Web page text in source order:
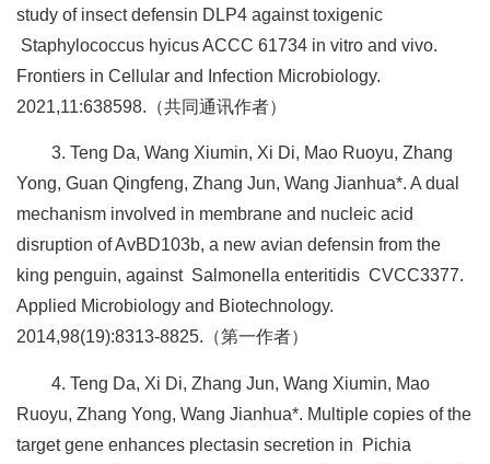
study of insect defensin DLP4 against toxigenic
Staphylococcus hyicus ACCC 61734 in vitro and vivo.
Frontiers in Cellular and Infection Microbiology.
2021,11:638598.（共同通讯作者）
3. Teng Da, Wang Xiumin, Xi Di, Mao Ruoyu, Zhang
Yong, Guan Qingfeng, Zhang Jun, Wang Jianhua*. A dual
mechanism involved in membrane and nucleic acid
disruption of AvBD103b, a new avian defensin from the
king penguin, against Salmonella enteritidis CVCC3377.
Applied Microbiology and Biotechnology.
2014,98(19):8313-8825.（第一作者）
4. Teng Da, Xi Di, Zhang Jun, Wang Xiumin, Mao
Ruoyu, Zhang Yong, Wang Jianhua*. Multiple copies of the
target gene enhances plectasin secretion in Pichia